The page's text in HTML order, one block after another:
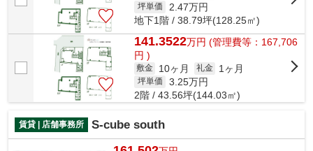
坪単価 2.47万円
地下1階 / 38.79坪(128.25㎡)
141.3522万円 (管理費等：167,706
円 )
敷金 10ヶ月 礼金 1ヶ月
坪単価 3.25万円
2階 / 43.56坪(144.03㎡)
賃貸 | 店舗事務所 S-cube south